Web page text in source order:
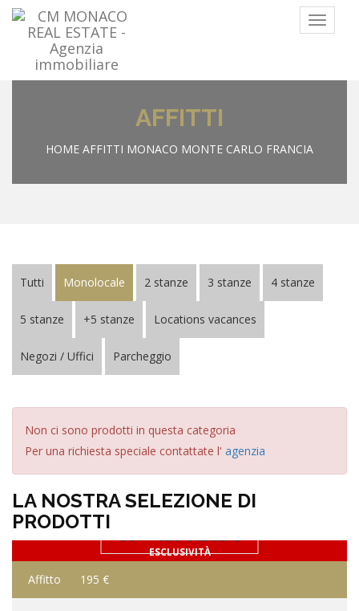
Menu
AFFITTI
HOME AFFITTI MONACO MONTE CARLO FRANCIA
Tutti Monolocale 2 stanze 3 stanze 4 stanze
5 stanze +5 stanze Locations vacances
Negozi / Uffici Parcheggio
Non ci sono prodotti in questa categoria
Per una richiesta speciale contattate l' agenzia
LA NOSTRA SELEZIONE DI
PRODOTTI
ESCLUSIVITÀ
DETTAGLIO DEL BENE
Affitto 195 €